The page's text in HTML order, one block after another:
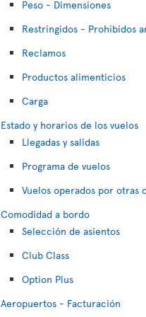
Peso - Dimensiones
Restringidos - Prohibidos
Reclamos
Productos alimenticios
Carga
Estado y horarios de los vuelos
Llegadas y salidas
Programa de vuelos
Vuelos operados por otras
Comodidad a bordo
Selección de asientos
Club Class
Option Plus
Aeropuertos - Facturación